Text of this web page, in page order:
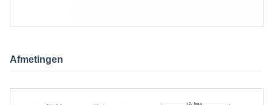
Afmetingen